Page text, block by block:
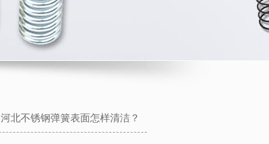
河北不锈钢弹簧表面怎样清洁？